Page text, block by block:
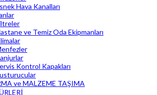
Hava Kanalları
ve Temiz Oda Ekipmanları
Kontrol Kapakları
ve MALZEME TAŞIMA